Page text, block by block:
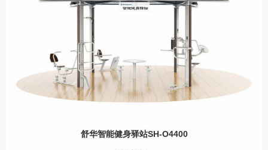
舒华智能健身驿站SH-O4400